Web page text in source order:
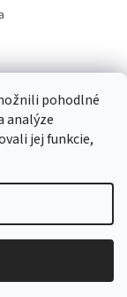
pohodlné
analýze
jej funkcie,
vyhradené.